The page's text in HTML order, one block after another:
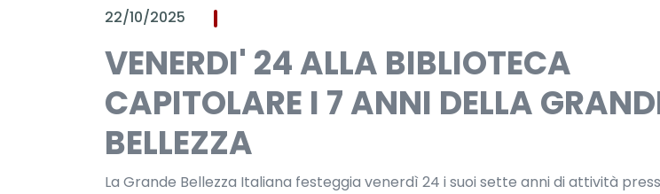
22/10/2025
VENERDI' 24 ALLA BIBLIOTECA
CAPITOLARE I 7 ANNI DELLA
BELLEZZA
La Grande Bellezza Italiana festeggia venerdì 24 i suoi sette anni di attività